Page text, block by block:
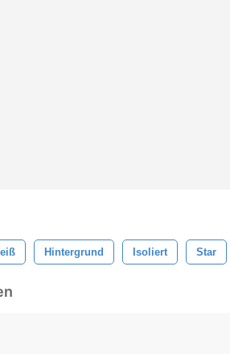
Hintergrund Isoliert Star